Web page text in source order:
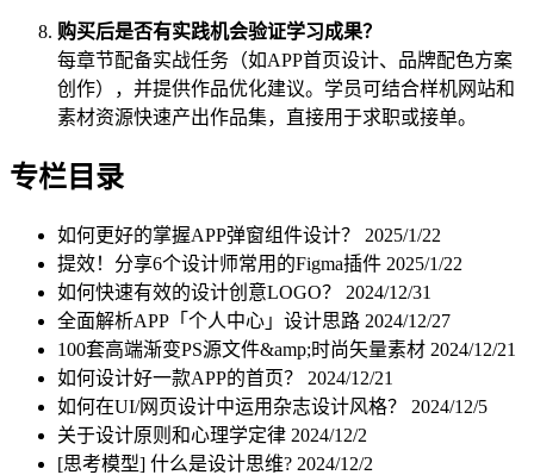
购买后是否有实践机会验证学习成果？
每章节配备实战任务（如APP首页设计、品牌配色方案
创作），并提供作品优化建议。学员可结合样机网站和
素材资源快速产出作品集，直接用于求职或接单。
专栏目录
如何更好的掌握APP弹窗组件设计？ 2025/1/22
提效！分享6个设计师常用的Figma插件 2025/1/22
如何快速有效的设计创意LOGO？ 2024/12/31
全面解析APP「个人中心」设计思路 2024/12/27
100套高端渐变PS源文件&amp;时尚矢量素材 2024/12/21
如何设计好一款APP的首页？ 2024/12/21
如何在UI/网页设计中运用杂志设计风格？ 2024/12/5
关于设计原则和心理学定律 2024/12/2
[思考模型] 什么是设计思维? 2024/12/2